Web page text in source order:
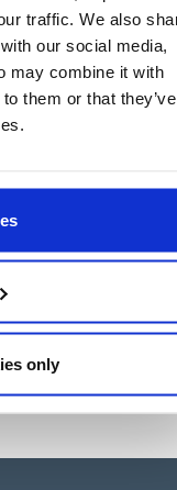
traffic. We also
our social media,
may combine it with
them or that they’ve
only
seul clic.